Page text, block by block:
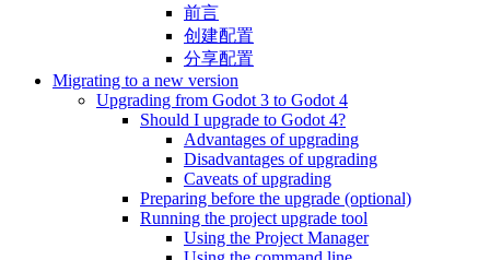
前言
创建配置
分享配置
Migrating to a new version
Upgrading from Godot 3 to Godot 4
Should I upgrade to Godot 4?
Advantages of upgrading
Disadvantages of upgrading
Caveats of upgrading
Preparing before the upgrade (optional)
Running the project upgrade tool
Using the Project Manager